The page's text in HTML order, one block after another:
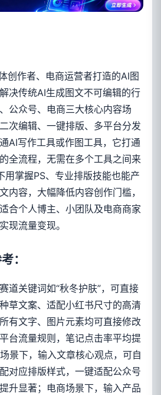
创作者、电商运营者打造的AI图
决传统AI生成图文不可编辑的行
公众号、电商三大核心内容场
次编辑、一键排版、多平台分发
AI写作工具或作图工具，它打通
全流程，无需在多个工具之间来
用掌握PS、专业排版技能也能产
内容，大幅降低内容创作门槛，
合个人博主、小团队及电商商家
现流量变现。
：
道关键词如“秋冬护肤”，可直接
草文案、适配小红书尺寸的高清
有文字、图片元素均可直接修改
台流量规则，笔记点击率平均提
景下，输入文章核心观点，可自
对应排版样式，一键适配公众号
升显著；电商场景下，输入产品